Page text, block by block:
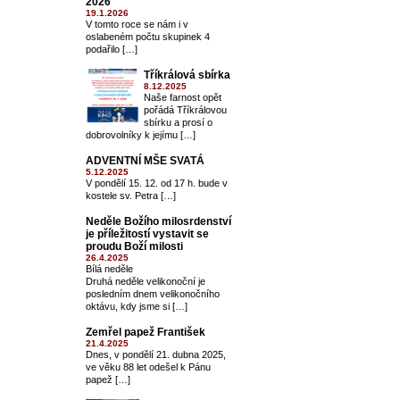
19.1.2026
V tomto roce se nám i v
oslabeném počtu skupinek 4
podařilo […]
Tříkrálová sbírka
8.12.2025
Naše farnost opět
pořádá Tříkrálovou
sbírku a prosí o
dobrovolníky k jejímu […]
ADVENTNÍ MŠE SVATÁ
5.12.2025
V pondělí 15. 12. od 17 h. bude v
kostele sv. Petra […]
Neděle Božího milosrdenství
je příležitostí vystavit se
proudu Boží milosti
26.4.2025
Bílá neděle
Druhá neděle velikonoční je
posledním dnem velikonočního
oktávu, kdy jsme si […]
Zemřel papež František
21.4.2025
Dnes, v pondělí 21. dubna 2025,
ve věku 88 let odešel k Pánu
papež […]